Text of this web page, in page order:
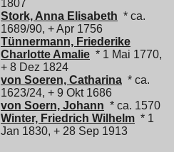
1807
Stork, Anna Elisabeth * ca.
1689/90, + Apr 1756
Tünnermann, Friederike
Charlotte Amalie * 1 Mai 1770,
+ 8 Dez 1824
von Soeren, Catharina * ca.
1623/24, + 9 Okt 1686
von Soern, Johann * ca. 1570
Winter, Friedrich Wilhelm * 1
Jan 1830, + 28 Sep 1913